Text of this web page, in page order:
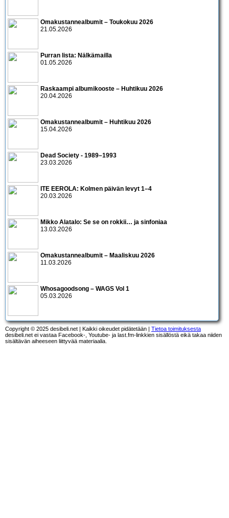
Omakustannealbumit – Toukokuu 2026
21.05.2026
Purran lista: Nälkämailla
01.05.2026
Raskaampi albumikooste – Huhtikuu 2026
20.04.2026
Omakustannealbumit – Huhtikuu 2026
15.04.2026
Dead Society - 1989–1993
23.03.2026
ITE EEROLA: Kolmen päivän levyt 1–4
20.03.2026
Mikko Alatalo: Se se on rokkii… ja sinfoniaa
13.03.2026
Omakustannealbumit – Maaliskuu 2026
11.03.2026
Whosagoodsong – WAGS Vol 1
05.03.2026
Copyright © 2025 desibeli.net | Kaikki oikeudet pidätetään | Tietoa toimituksesta
desibeli.net ei vastaa Facebook-, Youtube- ja last.fm-linkkien sisällöstä eikä takaa niiden
sisältävän aiheeseen liittyvää materiaalia.